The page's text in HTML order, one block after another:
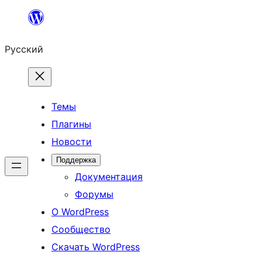
Перейти
содержимому
Русский
Темы
Плагины
Новости
Поддержка
Документация
Форумы
О WordPress
Сообщество
Скачать WordPress